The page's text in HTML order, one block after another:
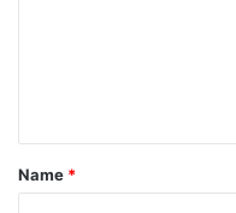
t
*
Name *